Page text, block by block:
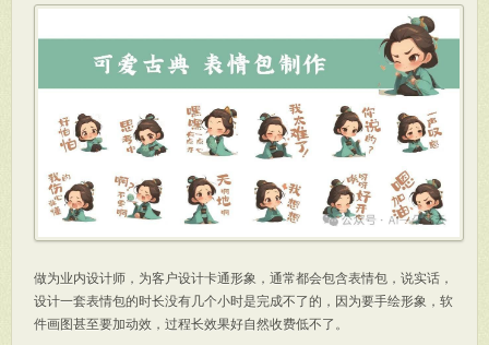
做为业内设计师，为客户设计卡通形象，通常都会包含表情包，说实话，
设计一套表情包的时长没有几个小时是完成不了的，因为要手绘形象，软
件画图甚至要加动效，过程长效果好自然收费低不了。